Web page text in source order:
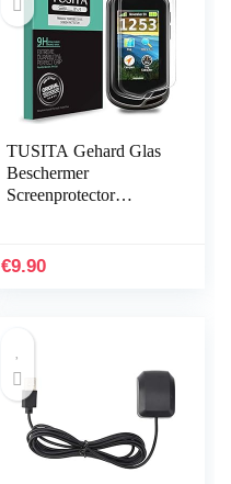
TUSITA Gehard Glas
Beschermer
Screenprotector
600t 650 650t 700 750
€9.90